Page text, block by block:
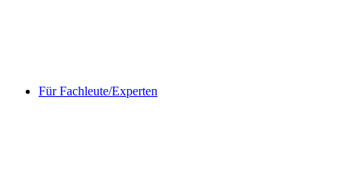
Für Fachleute/Experten